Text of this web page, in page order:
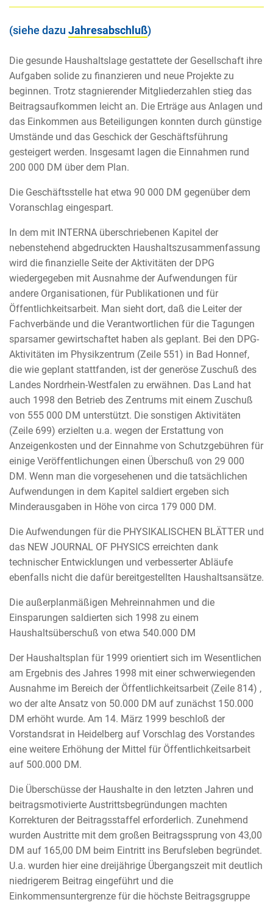
(siehe dazu Jahresabschluß)
Die gesunde Haushaltslage gestattete der Gesellschaft ihre
Aufgaben solide zu finanzieren und neue Projekte zu
beginnen. Trotz stagnierender Mitgliederzahlen stieg das
Beitragsaufkommen leicht an. Die Erträge aus Anlagen und
das Einkommen aus Beteiligungen konnten durch günstige
Umstände und das Geschick der Geschäftsführung
gesteigert werden. Insgesamt lagen die Einnahmen rund
200 000 DM über dem Plan.
Die Geschäftsstelle hat etwa 90 000 DM gegenüber dem
Voranschlag eingespart.
In dem mit INTERNA überschriebenen Kapitel der
nebenstehend abgedruckten Haushaltszusammenfassung
wird die finanzielle Seite der Aktivitäten der DPG
wiedergegeben mit Ausnahme der Aufwendungen für
andere Organisationen, für Publikationen und für
Öffentlichkeitsarbeit. Man sieht dort, daß die Leiter der
Fachverbände und die Verantwortlichen für die Tagungen
sparsamer gewirtschaftet haben als geplant. Bei den DPG-
Aktivitäten im Physikzentrum (Zeile 551) in Bad Honnef,
die wie geplant stattfanden, ist der generöse Zuschuß des
Landes Nordrhein-Westfalen zu erwähnen. Das Land hat
auch 1998 den Betrieb des Zentrums mit einem Zuschuß
von 555 000 DM unterstützt. Die sonstigen Aktivitäten
(Zeile 699) erzielten u.a. wegen der Erstattung von
Anzeigenkosten und der Einnahme von Schutzgebühren für
einige Veröffentlichungen einen Überschuß von 29 000
DM. Wenn man die vorgesehenen und die tatsächlichen
Aufwendungen in dem Kapitel saldiert ergeben sich
Minderausgaben in Höhe von circa 179 000 DM.
Die Aufwendungen für die PHYSIKALISCHEN BLÄTTER und
das NEW JOURNAL OF PHYSICS erreichten dank
technischer Entwicklungen und verbesserter Abläufe
ebenfalls nicht die dafür bereitgestellten Haushaltsansätze.
Die außerplanmäßigen Mehreinnahmen und die
Einsparungen saldierten sich 1998 zu einem
Haushaltsüberschuß von etwa 540.000 DM
Der Haushaltsplan für 1999 orientiert sich im Wesentlichen
am Ergebnis des Jahres 1998 mit einer schwerwiegenden
Ausnahme im Bereich der Öffentlichkeitsarbeit (Zeile 814) ,
wo der alte Ansatz von 50.000 DM auf zunächst 150.000
DM erhöht wurde. Am 14. März 1999 beschloß der
Vorstandsrat in Heidelberg auf Vorschlag des Vorstandes
eine weitere Erhöhung der Mittel für Öffentlichkeitsarbeit
auf 500.000 DM.
Die Überschüsse der Haushalte in den letzten Jahren und
beitragsmotivierte Austrittsbegründungen machten
Korrekturen der Beitragsstaffel erforderlich. Zunehmend
wurden Austritte mit dem großen Beitragssprung von 43,00
DM auf 165,00 DM beim Eintritt ins Berufsleben begründet.
U.a. wurden hier eine dreijährige Übergangszeit mit deutlich
niedrigerem Beitrag eingeführt und die
Einkommensuntergrenze für die höchste Beitragsgruppe